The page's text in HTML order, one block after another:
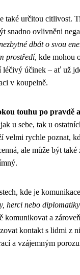
také určitou citlivost.
snadno ovlivněni
dbát o svou
prostředí, kde mohou
účinek – ať už
v koupelně.
touhu po pravdě
u sebe, tak u
velmi rychle poznat,
ale může být
kde je
herci nebo diplomatiky
komunikovat a
kontakt s lidmi z
a vzájemným